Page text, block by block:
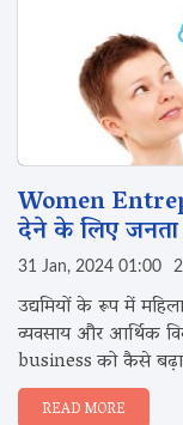
Women
देने के लिए
31 Jan, 2024 01:00
उद्यमियों के रूप में
व्यवसाय और आर्थिक
business को कैसे
READ MORE